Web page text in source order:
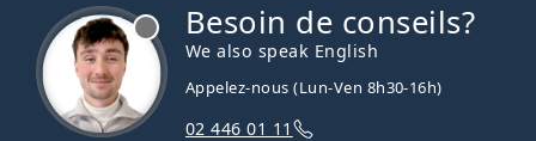
Besoin de conseils?
We also speak English
Appelez-nous (Lun-Ven 8h30-16h)
02 446 01 11